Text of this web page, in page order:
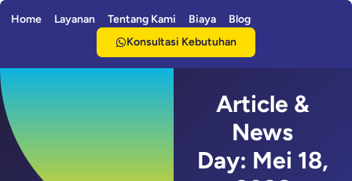
Home Layanan Tentang Kami Biaya
Blog
Konsultasi Kebutuhan
Article &
News
Day: Mei 18,